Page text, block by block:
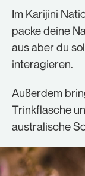
Im Karijini
packe deine
aus aber du
interagieren.
Außerdem
Trinkflasche
australische